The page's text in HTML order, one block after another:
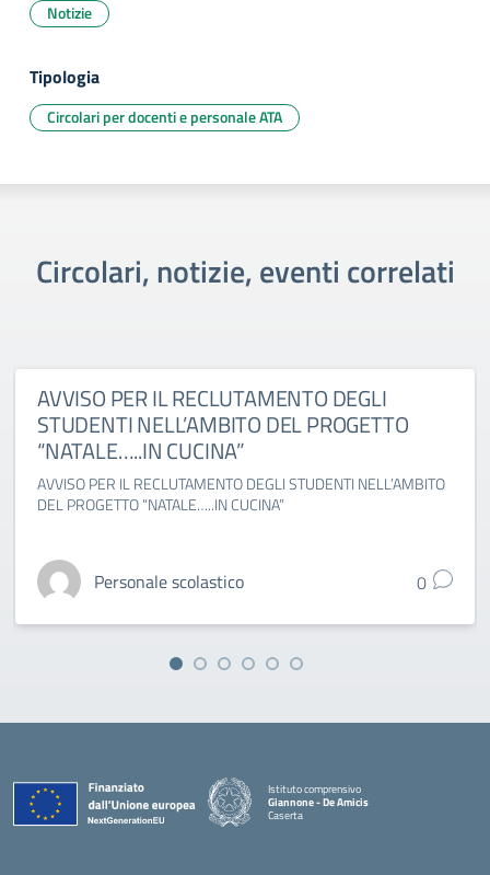
Notizie
Tipologia
Circolari per docenti e personale ATA
Circolari, notizie, eventi correlati
AVVISO PER IL RECLUTAMENTO DEGLI
STUDENTI NELL’AMBITO DEL PROGETTO
“NATALE…..IN CUCINA”
AVVISO PER IL RECLUTAMENTO DEGLI STUDENTI NELL’AMBITO
DEL PROGETTO “NATALE…..IN CUCINA”
Personale scolastico 0
Istituto comprensivo
Giannone - De Amicis
Caserta